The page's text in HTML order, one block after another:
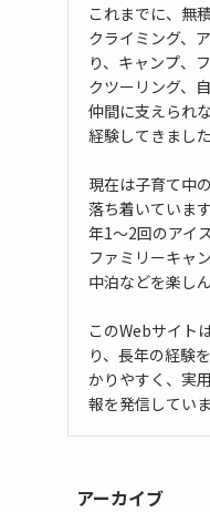
これまでに、無
クライミング、
り、キャンプ、
クツーリング、
仲間に支えられ
経験してきました
現在は子育て中
落ち着いていま
年1〜2回のアイ
ファミリーキャ
中泊などを楽し
このWebサイト
り、長年の経験
かりやすく、実
報を発信していま
アーカイブ